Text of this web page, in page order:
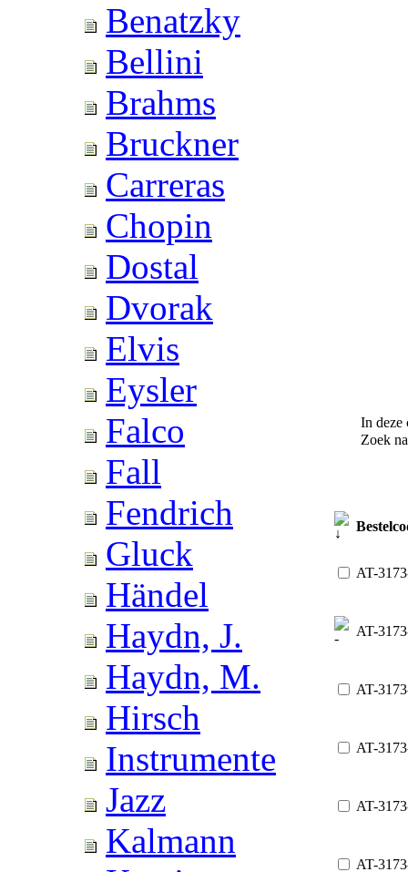
Benatzky
Bellini
Brahms
Bruckner
Carreras
Chopin
Dostal
Dvorak
Elvis
Eysler
Falco
Fall
Fendrich
Gluck
Händel
Haydn, J.
Haydn, M.
Hirsch
Instrumente
Jazz
Kalmann
In deze
Zoek
AT-
AT-
AT-
AT-
AT-
AT-